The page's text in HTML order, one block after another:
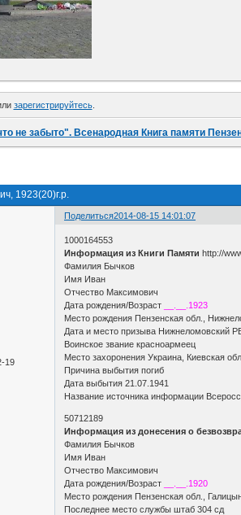
зарегистрируйтесь.
не забыто". Всенародная Книга памяти
1923(20)г.р.
Поделиться2014-08-15 14:01:07
19
1000164553
Информация из Книги Памятиhttp://
Фамилия Бычков
Имя Иван
Отчество Максимович
Дата рождения/Возраст
__.__.1923
Место рождения Пензенская обл.,
Дата и место призыва Нижнеломовский
Воинское звание красноармеец
Место захоронения Украина, Киевская
Причина выбытия погиб
Дата выбытия 21.07.1941
Название источника информации
50712189
Информация из донесения о
Фамилия Бычков
Имя Иван
Отчество Максимович
Дата рождения/Возраст
__.__.1920
Место рождения Пензенская обл.,
Последнее место службы штаб 304 сд